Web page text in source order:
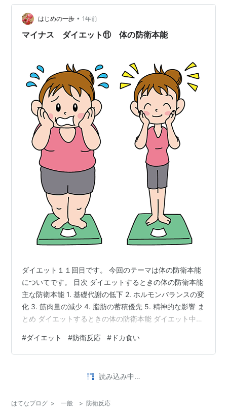
です） と幸せ感いっぱいに書いておいて何なのですが、
ここにたどり着くまでの道中、車内で夫と大喧嘩をして
しまったのでした💦原因は・・・・”…
はじめの一歩 • 1年前
マイナス ダイエット⑪ 体の防衛本能
ダイエット１１回目です。 今回のテーマは体の防衛本能
についてです。 目次 ダイエットするときの体の防衛本能
主な防衛本能 1. 基礎代謝の低下 2. ホルモンバランスの変
化 3. 筋肉量の減少 4. 脂肪の蓄積優先 5. 精神的な影響 ま
とめ ダイエットするときの体の防衛本能 ダイエット中、
すると、体には「防衛本能」が働きます。この現象は進
化の過程で身についたもので、飢餓状態から体を守るた
リー摂取が少なくなると、体はエネルギー消費を抑えよ
#ダイエット #防衛反応 # ドカ食い
読み込み中…
はてなブログ > 一般 > 防衛反応